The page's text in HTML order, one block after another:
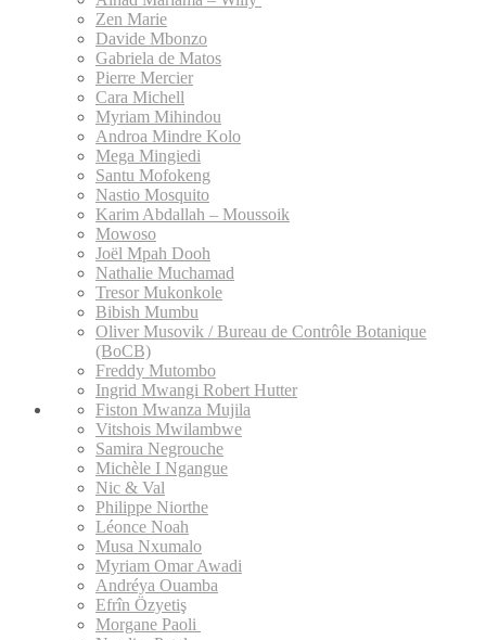
Zen Marie
Davide Mbonzo
Gabriela de Matos
Pierre Mercier
Cara Michell
Myriam Mihindou
Androa Mindre Kolo
Mega Mingiedi
Santu Mofokeng
Nastio Mosquito
Karim Abdallah – Moussoik
Mowoso
Joël Mpah Dooh
Nathalie Muchamad
Tresor Mukonkole
Bibish Mumbu
Oliver Musovik / Bureau de Contrôle Botanique
(BoCB)
Freddy Mutombo
Ingrid Mwangi Robert Hutter
Fiston Mwanza Mujila
Vitshois Mwilambwe
Samira Negrouche
Michèle I Ngangue
Nic & Val
Philippe Niorthe
Léonce Noah
Musa Nxumalo
Myriam Omar Awadi
Andréya Ouamba
Efrîn Özyetiş
Morgane Paoli